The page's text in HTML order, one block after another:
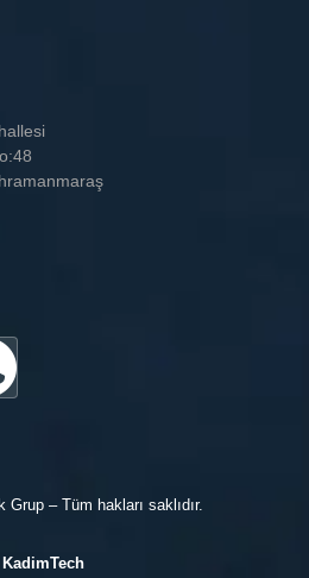
– Tüm hakları saklıdır.
KadimTech